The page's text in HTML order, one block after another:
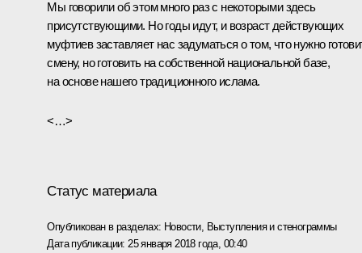
Мы говорили об этом много раз с некоторыми здесь
присутствующими. Но годы идут, и возраст действующих
муфтиев заставляет нас задуматься о том, что нужно
смену, но готовить на собственной национальной базе,
на основе нашего традиционного ислама.
<…>
Статус материала
Опубликован в разделах: Новости, Выступления и стенограммы
Дата публикации: 25 января 2018 года, 00:40